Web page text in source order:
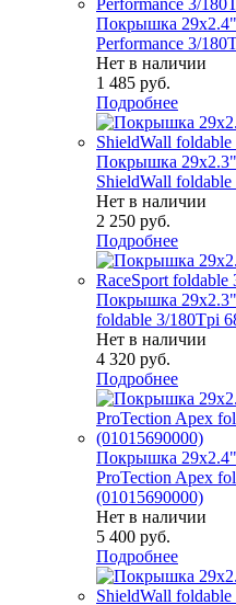
Покрышка
Performance 3/
Нет в наличии
1 485 руб.
Подробнее
Покрышка
ShieldWall
Нет в наличии
2 250 руб.
Подробнее
Покрышка 29x2.3"
foldable 3/180Tpi
Нет в наличии
4 320 руб.
Подробнее
Покрышка 29x2.4"
ProTection Apex
(01015690000)
Нет в наличии
5 400 руб.
Подробнее